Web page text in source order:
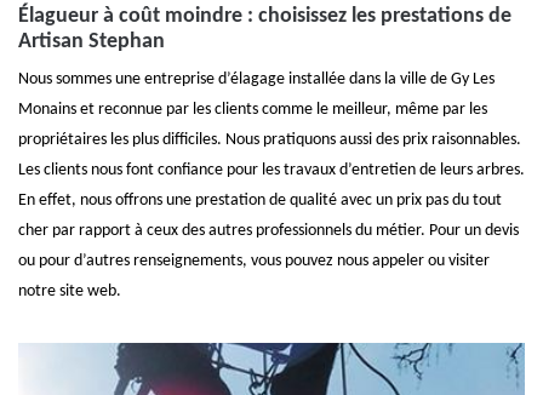
Élagueur à coût moindre : choisissez les prestations de
Artisan Stephan
Nous sommes une entreprise d’élagage installée dans la ville de Gy Les
Monains et reconnue par les clients comme le meilleur, même par les
propriétaires les plus difficiles. Nous pratiquons aussi des prix raisonnables.
Les clients nous font confiance pour les travaux d’entretien de leurs arbres.
En effet, nous offrons une prestation de qualité avec un prix pas du tout
cher par rapport à ceux des autres professionnels du métier. Pour un devis
ou pour d’autres renseignements, vous pouvez nous appeler ou visiter
notre site web.